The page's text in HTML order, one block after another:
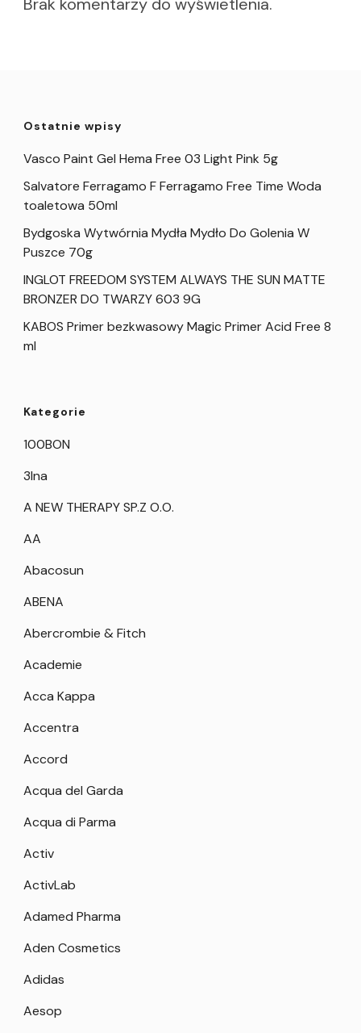
Brak komentarzy do wyświetlenia.
Ostatnie wpisy
Vasco Paint Gel Hema Free 03 Light Pink 5g
Salvatore Ferragamo F Ferragamo Free Time Woda
toaletowa 50ml
Bydgoska Wytwórnia Mydła Mydło Do Golenia W
Puszce 70g
INGLOT FREEDOM SYSTEM ALWAYS THE SUN MATTE
BRONZER DO TWARZY 603 9G
KABOS Primer bezkwasowy Magic Primer Acid Free 8
ml
Kategorie
100BON
3Ina
A NEW THERAPY SP.Z O.O.
AA
Abacosun
ABENA
Abercrombie & Fitch
Academie
Acca Kappa
Accentra
Accord
Acqua del Garda
Acqua di Parma
Activ
ActivLab
Adamed Pharma
Aden Cosmetics
Adidas
Aesop